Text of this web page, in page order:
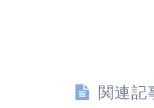
関連記